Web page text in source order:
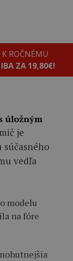
K ROČNÉMU
IBA ZA 19,80€!
úložným
je
vedľa
modelu
na fóre